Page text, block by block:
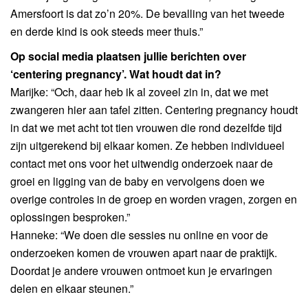
Amersfoort is dat zo’n 20%. De bevalling van het tweede
en derde kind is ook steeds meer thuis.”
Op social media plaatsen jullie berichten over
‘centering pregnancy’. Wat houdt dat in?
Marijke: “Och, daar heb ik al zoveel zin in, dat we met
zwangeren hier aan tafel zitten. Centering pregnancy houdt
in dat we met acht tot tien vrouwen die rond dezelfde tijd
zijn uitgerekend bij elkaar komen. Ze hebben individueel
contact met ons voor het uitwendig onderzoek naar de
groei en ligging van de baby en vervolgens doen we
overige controles in de groep en worden vragen, zorgen en
oplossingen besproken.”
Hanneke: “We doen die sessies nu online en voor de
onderzoeken komen de vrouwen apart naar de praktijk.
Doordat je andere vrouwen ontmoet kun je ervaringen
delen en elkaar steunen.”